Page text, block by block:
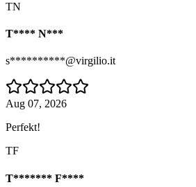
TN
T**** N***
s**********@virgilio.it
Aug 07, 2026
Perfekt!
TF
T******* F****